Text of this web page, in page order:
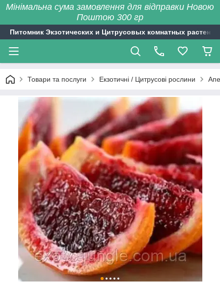
Мінімальна сума замовлення для відправки Новою
Поштою 300 гр
Питомник Экзотических и Цитрусовых комнатных растений
Товари та послуги Екзотичні / Цитрусові рослини